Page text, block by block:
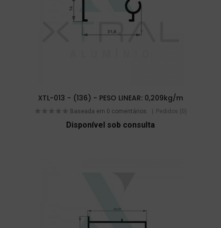
XTL-013 - (136) - PESO LINEAR: 0,209kg/m
Baseada em 0 comentários. Pedidos (0)
Disponível sob consulta